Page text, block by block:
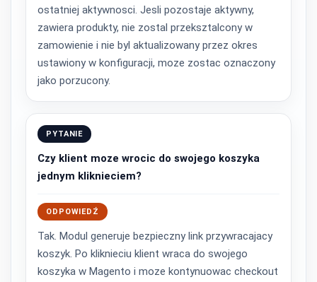
ostatniej aktywnosci. Jesli pozostaje aktywny,
zawiera produkty, nie zostal przeksztalcony w
zamowienie i nie byl aktualizowany przez okres
ustawiony w konfiguracji, moze zostac oznaczony
jako porzucony.
PYTANIE
Czy klient moze wrocic do swojego koszyka
jednym kliknieciem?
ODPOWIEDŹ
Tak. Modul generuje bezpieczny link przywracajacy
koszyk. Po kliknieciu klient wraca do swojego
koszyka w Magento i moze kontynuowac checkout